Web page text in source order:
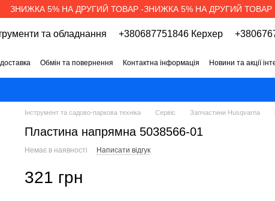
ЗНИЖКА 5% НА ДРУГИЙ ТОВАР -ЗНИЖКА 5% НА ДРУГИЙ ТОВАР
та обладнання +380687751846 Керхер
Обмін та повернення Контактна інформація
Новини та акції
Інструмент та садово-паркова техніка Сервіс Запчастини Husqvarna
Пластина напрямна 5038566-01
Немає в наявності Написати відгук
321 грн